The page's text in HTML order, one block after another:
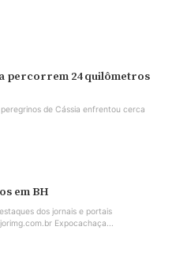
percorrem 24 quilômetros
de Cássia enfrentou cerca
em BH
dos jornais e portais
Expocachaça...